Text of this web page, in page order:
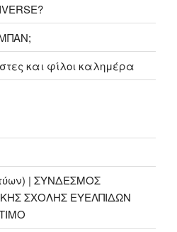
και φίλοι καλημέρα
| ΣΥΝΔΕΣΜΟΣ
ΣΧΟΛΗΣ ΕΥΕΛΠΙΔΩΝ